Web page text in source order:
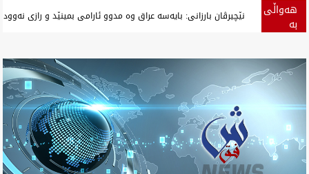
هەواڵی
بە کەشوهەوای عراق.. گەرمای پەنجایی ناوڕاس و باشوور لە نیمەی